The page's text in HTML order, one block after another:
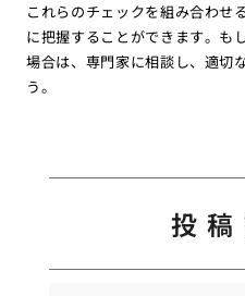
これらのチェックを組み合わせ
に把握することができます。も
場合は、専門家に相談し、適切
う。
投